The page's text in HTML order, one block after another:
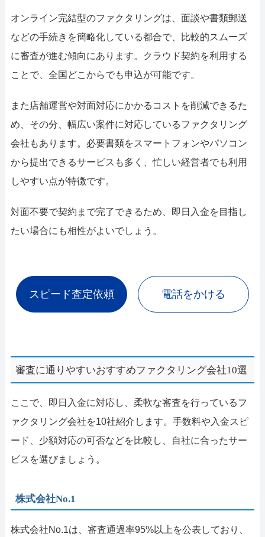
オンライン完結型のファクタリングは、面談や書類郵送
などの手続きを簡略化している都合で、比較的スムーズ
に審査が進む傾向にあります。クラウド契約を利用する
ことで、全国どこからでも申込が可能です。
また店舗運営や対面対応にかかるコストを削減できるた
め、その分、幅広い案件に対応しているファクタリング
会社もあります。必要書類をスマートフォンやパソコン
から提出できるサービスも多く、忙しい経営者でも利用
しやすい点が特徴です。
対面不要で契約まで完了できるため、即日入金を目指し
たい場合にも相性がよいでしょう。
スピード査定依頼 電話をかける
審査に通りやすいおすすめファクタリング会社10選
ここで、即日入金に対応し、柔軟な審査を行っているフ
ァクタリング会社を10社紹介します。手数料や入金スピ
ード、少額対応の可否などを比較し、自社に合ったサー
ビスを選びましょう。
株式会社No.1
株式会社No.1は、審査通過率95%以上を公表しており、